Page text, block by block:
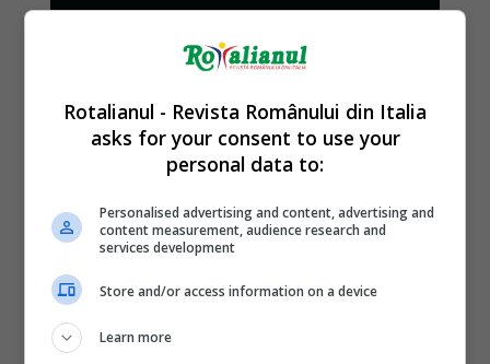
Rotalianul - Revista Românului din Italia
asks for your consent to use your
personal data to:
Personalised advertising and content, advertising and
content measurement, audience research and
services development
Store and/or access information on a device
Learn more